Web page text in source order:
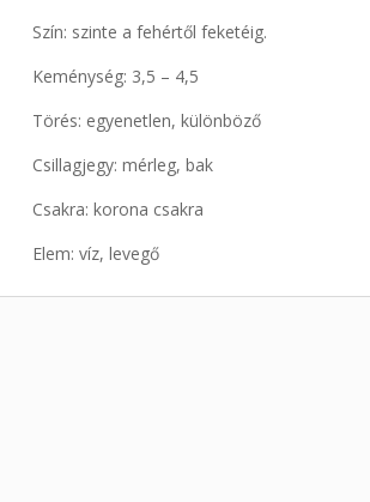
Szín: szinte a fehértől feketéig.
Keménység: 3,5 – 4,5
Törés: egyenetlen, különböző
Csillagjegy: mérleg, bak
Csakra: korona csakra
Elem: víz, levegő